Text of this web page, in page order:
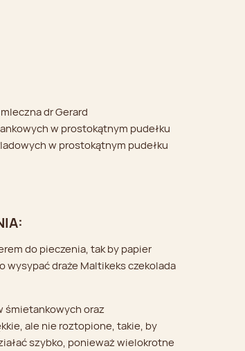
dr Gerard
w prostokątnym pudełku
w prostokątnym pudełku
do pieczenia, tak by papier
wysypać draże Maltikeks czekolada
śmietankowych oraz
ale nie roztopione, takie, by
szybko, ponieważ wielokrotne